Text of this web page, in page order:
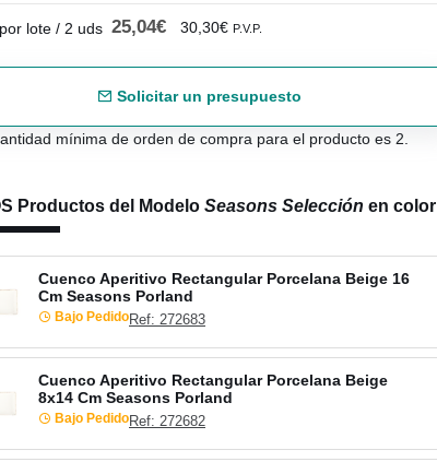
lote / 2 uds 25,04€ 30,30€ P.V.P.
Solicitar un presupuesto
mínima de orden de compra para el producto es 2.
Productos del Modelo Seasons Selección en color
Cuenco Aperitivo Rectangular Porcelana Beige 16
Cm Seasons Porland
Bajo PedidoRef: 272683
Cuenco Aperitivo Rectangular Porcelana Beige
8x14 Cm Seasons Porland
Bajo PedidoRef: 272682